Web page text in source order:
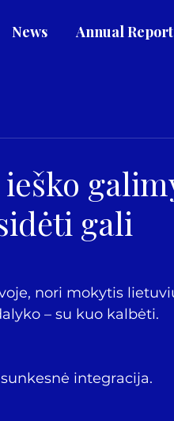
News Annual
gali
nori mokytis
– su kuo kalbėti.
integracija.